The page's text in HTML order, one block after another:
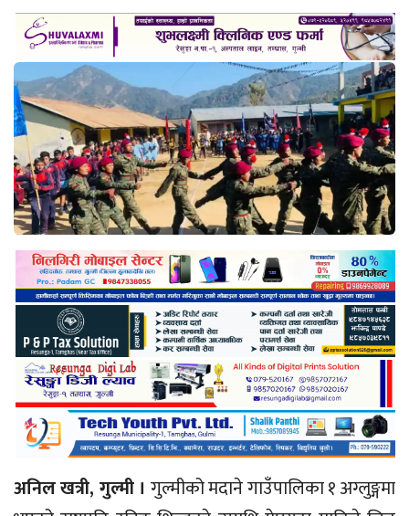
अनिल खत्री, गुल्मी । गुल्मीको मदाने गाउँपालिका १ अग्लुङ्गमा